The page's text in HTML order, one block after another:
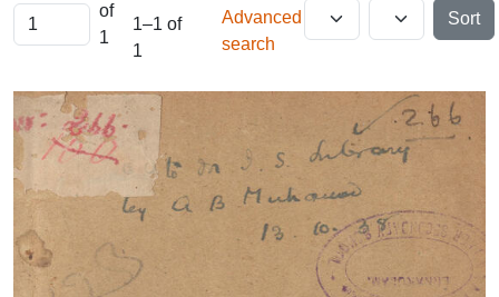
of
1
1–1 of
1
Advanced
search
Sort